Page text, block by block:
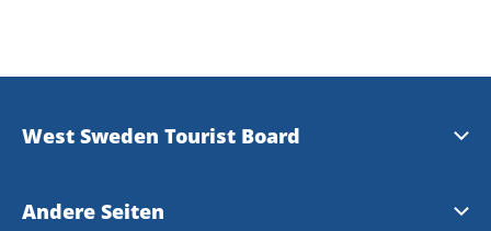
West Sweden Tourist Board
Presse
Andere Seiten